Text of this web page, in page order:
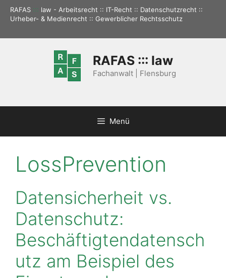
Zum
Inhalt
RAFAS ::: law - Arbeitsrecht :: IT-Recht :: Datenschutzrecht ::
Urheber- & Medienrecht :: Gewerblicher Rechtsschutz
RAFAS ::: law
Fachanwalt | Flensburg
Menü
LossPrevention
Datensicherheit vs.
Datenschutz:
Beschäftigtendatensch
utz am Beispiel des